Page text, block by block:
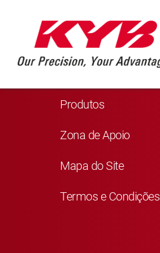
Navegação
Produtos
Zona de Apoio
Mapa do Site
Termos e Condições